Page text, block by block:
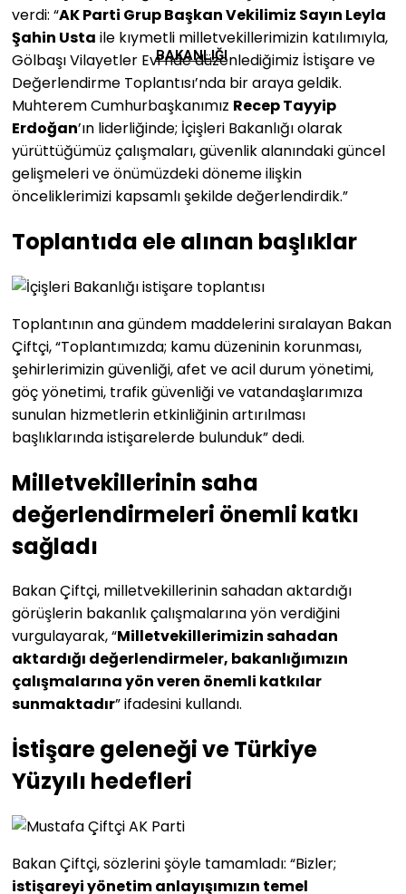
BAKANLIĞI
verdi: “AK Parti Grup Başkan Vekilimiz Sayın Leyla
Şahin Usta ile kıymetli milletvekillerimizin katılımıyla,
Gölbaşı Vilayetler Evi’nde düzenlediğimiz İstişare ve
Değerlendirme Toplantısı’nda bir araya geldik.
Muhterem Cumhurbaşkanımız Recep Tayyip
Erdoğan’ın liderliğinde; İçişleri Bakanlığı olarak
yürüttüğümüz çalışmaları, güvenlik alanındaki güncel
gelişmeleri ve önümüzdeki döneme ilişkin
önceliklerimizi kapsamlı şekilde değerlendirdik.”
Toplantıda ele alınan başlıklar
Toplantının ana gündem maddelerini sıralayan Bakan
Çiftçi, “Toplantımızda; kamu düzeninin korunması,
şehirlerimizin güvenliği, afet ve acil durum yönetimi,
göç yönetimi, trafik güvenliği ve vatandaşlarımıza
sunulan hizmetlerin etkinliğinin artırılması
başlıklarında istişarelerde bulunduk” dedi.
Milletvekillerinin saha
değerlendirmeleri önemli katkı
sağladı
Bakan Çiftçi, milletvekillerinin sahadan aktardığı
görüşlerin bakanlık çalışmalarına yön verdiğini
vurgulayarak, “Milletvekillerimizin sahadan
aktardığı değerlendirmeler, bakanlığımızın
çalışmalarına yön veren önemli katkılar
sunmaktadır” ifadesini kullandı.
İstişare geleneği ve Türkiye
Yüzyılı hedefleri
Bakan Çiftçi, sözlerini şöyle tamamladı: “Bizler;
istişareyi yönetim anlayışımızın temel